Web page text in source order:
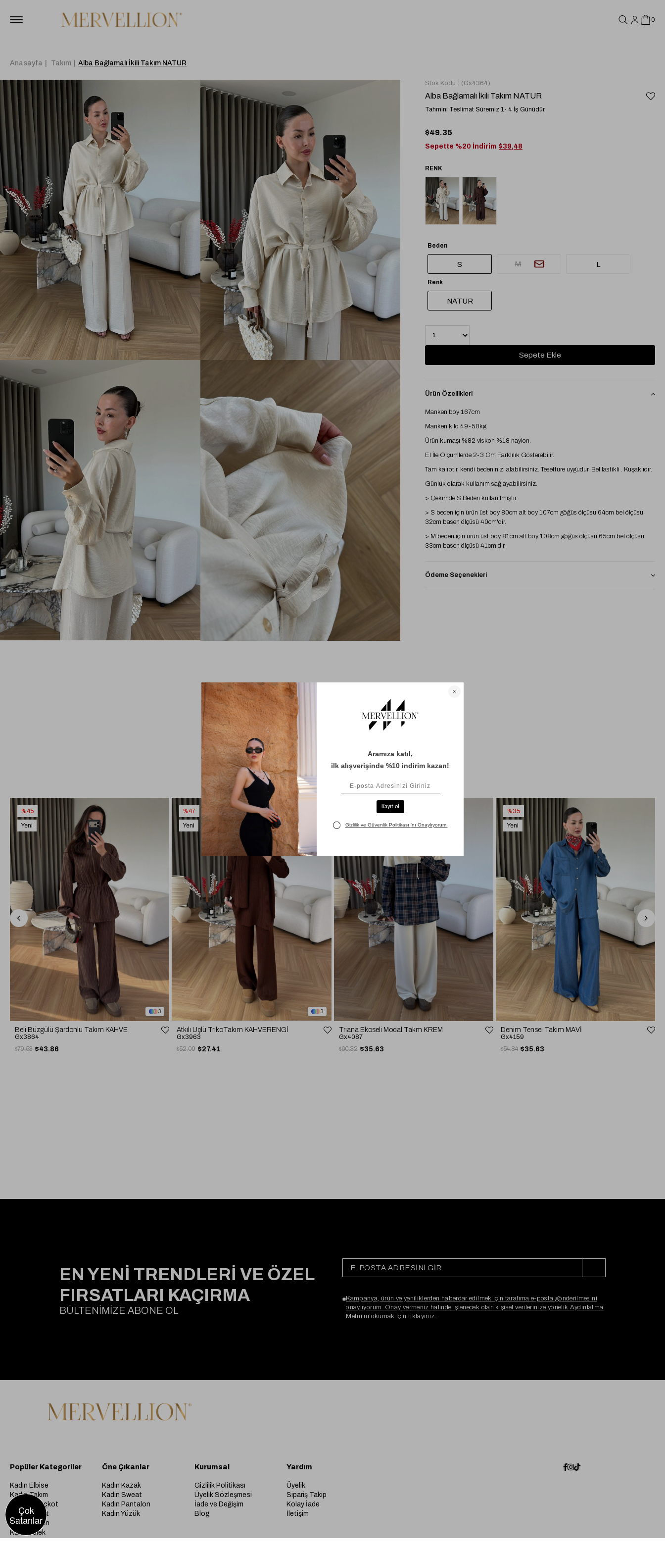
0
Anasayfa Takım Alba Bağlamalı İkili Takım NATUR
Stok Kodu (Gx4364)
Alba Bağlamalı İkili Takım NATUR
Tahmini Teslimat Süremiz 1- 4 İş Günüdür.
$49.35
Sepette %20 İndirim $39,48
Beden
S M L
Renk
NATUR
Ürün Özellikleri
Manken boy 167cm
Manken kilo 49-50kg
Ürün kumaşı %82 viskon %18 naylon.
El İle Ölçümlerde 2-3 Cm Farklılık Gösterebilir.
Tam kalıptır, kendi bedeninizi alabilirsiniz. Tesettüre uygudur. Bel lastikli . Kuşaklıdır.
Günlük olarak kullanım sağlayabilirsiniz.
> Çekimde S Beden kullanılmıştır.
> S beden için ürün üst boy 80cm alt boy 107cm göğüs ölçüsü 64cm bel ölçüsü
32cm basen ölçüsü 40cm'dir.
> M beden için ürün üst boy 81cm alt boy 108cm göğüs ölçüsü 65cm bel ölçüsü
33cm basen ölçüsü 41cm'dir.
Ödeme Seçenekleri
BENZER ÜRÜNLER
3
Beli Büzgülü Şardonlu Takım KAHVE
Gx3864
$43.86
$79.53
%45
Yeni
3
Atkılı Üçlü TrikoTakım KAHVERENGİ
Gx3963
$27.41
$52.09
%47
Yeni
Triana Ekoseli Modal Takm KREM
Gx4087
$35.63
$60.32
Yeni
Denim Tensel Takım MAVİ
Gx4159
$35.63
$54.84
%35
Yeni
EN YENİ TRENDLERİ VE ÖZEL
FIRSATLARI KAÇIRMA
BÜLTENİMİZE ABONE OL
Kampanya, ürün ve yeniliklerden haberdar edilmek için tarafıma e-posta gönderilmesini
onaylıyorum. Onay vermeniz halinde işlenecek olan kişisel verilerinize yönelik Aydınlatma
Metni’ni okumak için tıklayınız.
Popüler Kategoriler
Kadın Elbise
Kadın Takım
Kadın Trençkot
Kadın Ceket
Kadın Kaban
Kadın Yelek
Öne Çıkanlar
Kadın Kazak
Kadın Sweat
Kadın Pantalon
Kadın Yüzük
Kurumsal
Gizlilik Politikası
Üyelik Sözleşmesi
İade ve Değişim
Blog
Yardım
Üyelik
Sipariş Takip
Kolay İade
İletişim
Çok
Satanlar